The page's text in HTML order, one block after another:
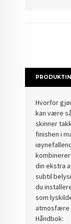
Hvorfor
kan være
skinner
finishen i
din ekstra
subtil
du
som
atmosfære
Håndbok: